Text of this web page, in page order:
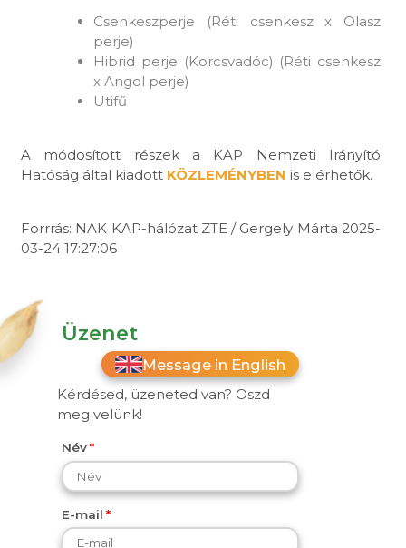
Csenkeszperje (Réti csenkesz x Olasz
perje)
Hibrid perje (Korcsvadóc) (Réti csenkesz
x Angol perje)
Utifű
A módosított részek a KAP Nemzeti Irányító
Hatóság által kiadott KÖZLEMÉNYBEN is elérhetők.
Forrrás: NAK KAP-hálózat ZTE / Gergely Márta 2025-
03-24 17:27:06
Üzenet
Message in English
Kérdésed, üzeneted van? Oszd
meg velünk!
Név
E-mail